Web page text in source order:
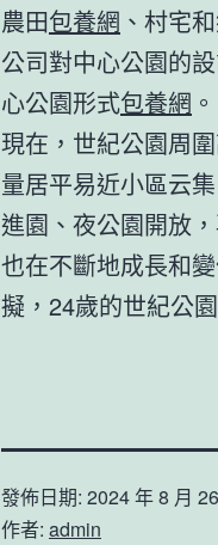
農田包養網 、村宅
公司對中心公園的
心公園形式包養網 。
現在，世紀公園周
量居平易近小區云
進園、夜公園開放
也在不斷地成長和
擬，24歲的世紀公
發佈日期: 2024 年 8 月
作者: admin